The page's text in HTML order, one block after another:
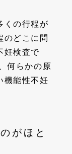
くの行程が
のどこに問
妊検査で
何らかの原
機能性不妊
がほと